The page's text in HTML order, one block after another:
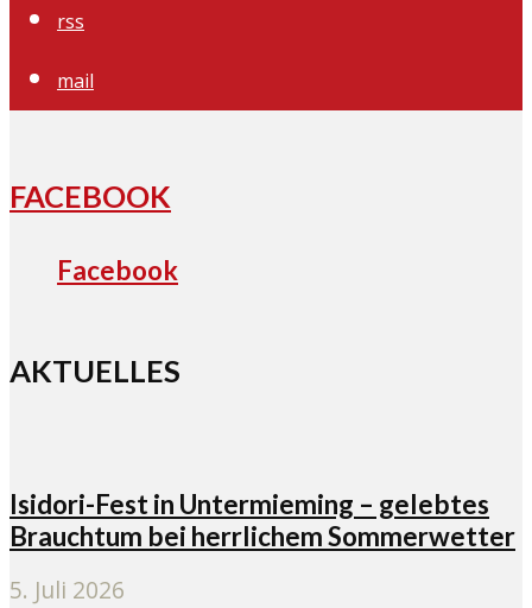
rss
mail
FACEBOOK
Facebook
AKTUELLES
Isidori-Fest in Untermieming – gelebtes
Brauchtum bei herrlichem Sommerwetter
5. Juli 2026